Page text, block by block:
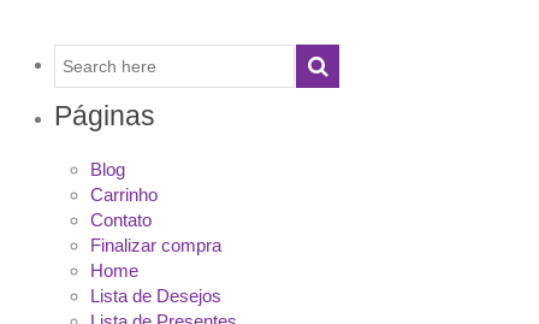
Páginas
Blog
Carrinho
Contato
Finalizar compra
Home
Lista de Desejos